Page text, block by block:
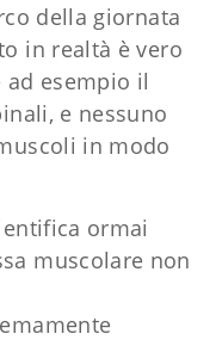
della giornata
in realtà è vero
esempio il
e nessuno
in modo
ormai
muscolare non